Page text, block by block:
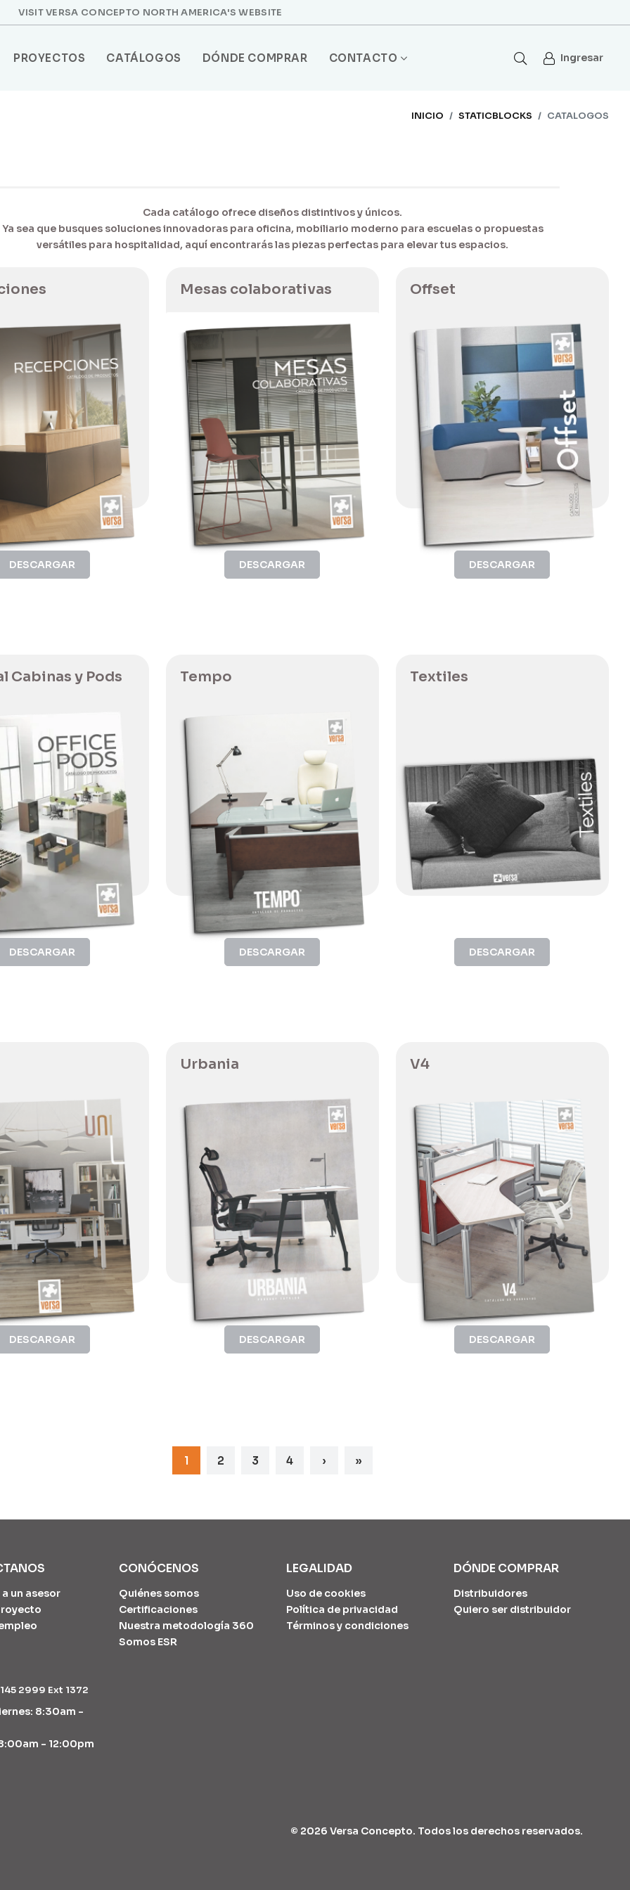
VISIT VERSA CONCEPTO NORTH AMERICA'S WEBSITE
PROYECTOS CATÁLOGOS DÓNDE COMPRAR CONTACTO Ingresar
INICIO STATICBLOCKS CATALOGOS
Cada catálogo ofrece diseños distintivos y únicos.
Ya sea que busques soluciones innovadoras para oficina, mobiliario moderno para escuelas o propuestas
DESCARGAR
Mesas colaborativas
DESCARGAR
Offset
DESCARGAR
Cabinas y Pods
DESCARGAR
Tempo
DESCARGAR
Textiles
DESCARGAR
DESCARGAR
Urbania
DESCARGAR
V4
DESCARGAR
1 2 3 4 › »
un asesor
2999 Ext 1372
8:30am -
- 12:00pm
CONÓCENOS
Quiénes somos
Certificaciones
Nuestra metodología 360
Somos ESR
LEGALIDAD
Uso de cookies
Política de privacidad
Términos y condiciones
DÓNDE COMPRAR
Distribuidores
Quiero ser distribuidor
© 2026 Versa Concepto. Todos los derechos reservados.